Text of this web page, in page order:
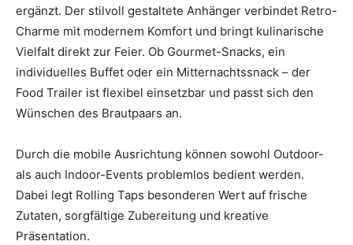
ergänzt. Der stilvoll gestaltete Anhänger verbindet Retro-
Charme mit modernem Komfort und bringt kulinarische
Vielfalt direkt zur Feier. Ob Gourmet-Snacks, ein
individuelles Buffet oder ein Mitternachtssnack – der
Food Trailer ist flexibel einsetzbar und passt sich den
Wünschen des Brautpaars an.
Durch die mobile Ausrichtung können sowohl Outdoor-
als auch Indoor-Events problemlos bedient werden.
Dabei legt Rolling Taps besonderen Wert auf frische
Zutaten, sorgfältige Zubereitung und kreative
Präsentation.